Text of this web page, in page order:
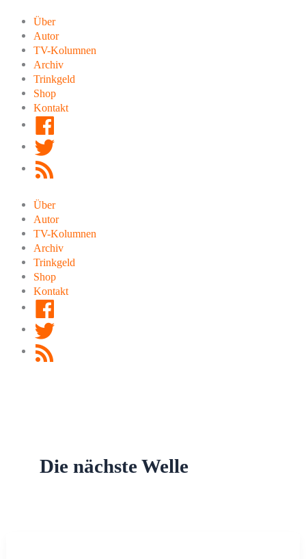
Inhalt
springen
Über
Autor
TV-Kolumnen
Archiv
Trinkgeld
Shop
Kontakt
Über
Autor
TV-Kolumnen
Archiv
Trinkgeld
Shop
Kontakt
Die nächste Welle